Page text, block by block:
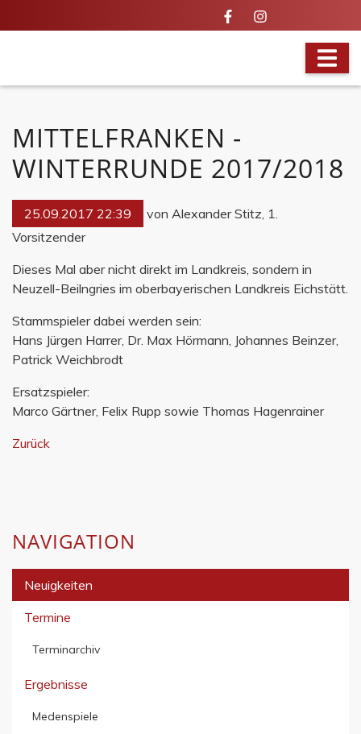
MITTELFRANKEN -
WINTERRUNDE 2017/2018
25.09.2017 22:39
von Alexander Stitz, 1.
Vorsitzender
Dieses Mal aber nicht direkt im Landkreis, sondern in
Neuzell-Beilngries im oberbayerischen Landkreis Eichstätt.
Stammspieler dabei werden sein:
Hans Jürgen Harrer, Dr. Max Hörmann, Johannes Beinzer,
Patrick Weichbrodt
Ersatzspieler:
Marco Gärtner, Felix Rupp sowie Thomas Hagenrainer
Zurück
NAVIGATION
Neuigkeiten
Termine
Terminarchiv
Ergebnisse
Medenspiele